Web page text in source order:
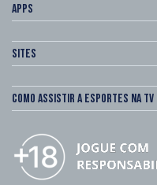
Apps
Sites
Como assistir a esportes na TV